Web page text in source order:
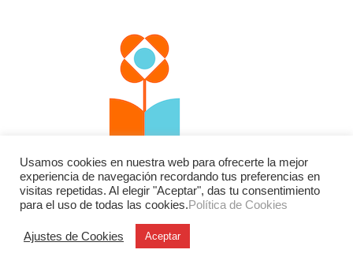
Facebook Twitter
Usamos cookies en nuestra web para ofrecerte la mejor
experiencia de navegación recordando tus preferencias en
visitas repetidas. Al elegir "Aceptar", das tu consentimiento
para el uso de todas las cookies.Política de Cookies
Ajustes de Cookies Aceptar